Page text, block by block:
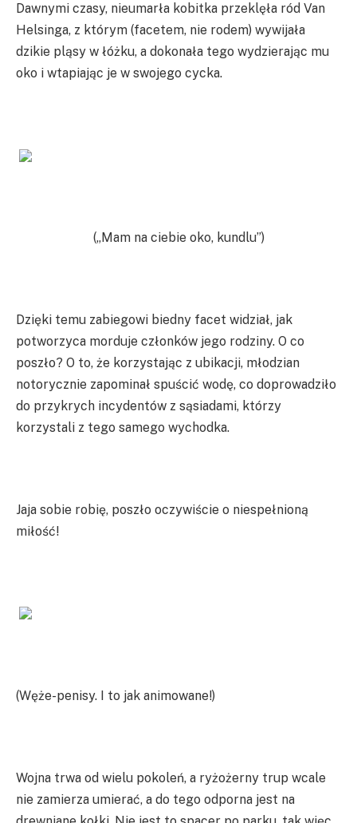
Dawnymi czasy, nieumarła kobitka przeklęła ród Van
Helsinga, z którym (facetem, nie rodem) wywijała
dzikie pląsy w łóżku, a dokonała tego wydzierając mu
oko i wtapiając je w swojego cycka.
(„Mam na ciebie oko, kundlu”)
Dzięki temu zabiegowi biedny facet widział, jak
potworzyca morduje członków jego rodziny. O co
poszło? O to, że korzystając z ubikacji, młodzian
notorycznie zapominał spuścić wodę, co doprowadziło
do przykrych incydentów z sąsiadami, którzy
korzystali z tego samego wychodka.
Jaja sobie robię, poszło oczywiście o niespełnioną
miłość!
(Węże-penisy. I to jak animowane!)
Wojna trwa od wielu pokoleń, a ryżożerny trup wcale
nie zamierza umierać, a do tego odporna jest na